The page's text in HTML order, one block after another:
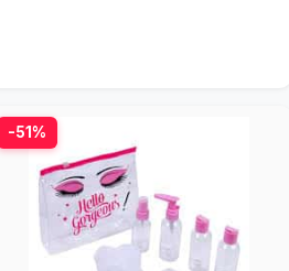
-51%